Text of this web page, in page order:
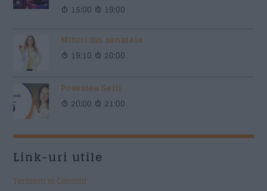
15:00 19:00
Mituri din sanatate
19:10 20:00
Povestea Serii
20:00 21:00
Link-uri utile
Termeni si Conditii